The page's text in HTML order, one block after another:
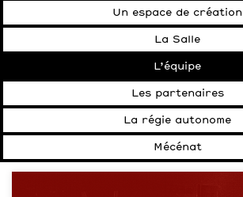
Un espace de création
La Salle
L’équipe
Les partenaires
La régie autonome
Mécénat